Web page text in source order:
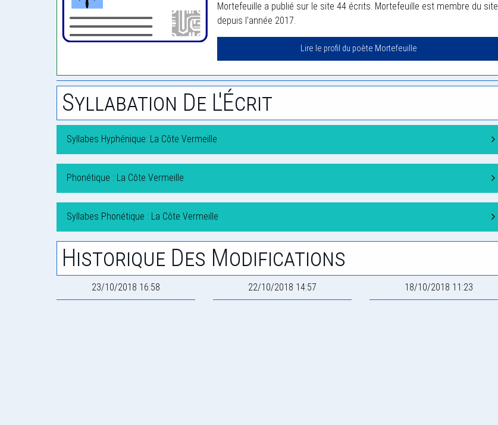
Mortefeuille a publié sur le site 44 écrits. Mortefeuille est membre du site
depuis l'année 2017.
Lire le profil du poète Mortefeuille
Syllabation De L'Écrit
Syllabes Hyphénique: La Côte Vermeille
Phonétique : La Côte Vermeille
Syllabes Phonétique : La Côte Vermeille
Historique Des Modifications
23/10/2018 16:58 22/10/2018 14:57 18/10/2018 11:23